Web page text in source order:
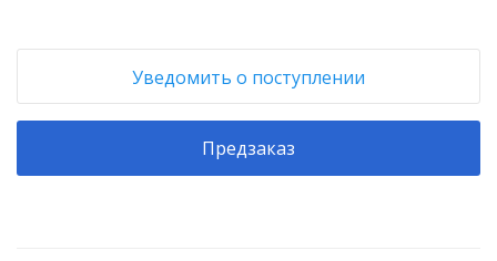
Уведомить о поступлении
Предзаказ